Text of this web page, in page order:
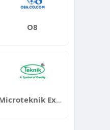
O8
Microteknik Exports